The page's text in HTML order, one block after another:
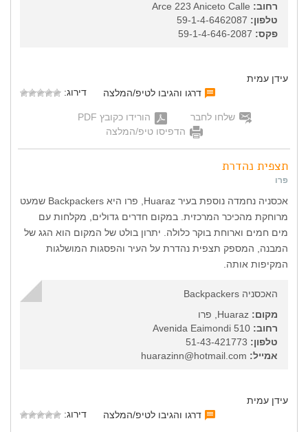
רחוב:
טלפון:
פקס:
עידן עמית
דרגו והגיבו לטיפ/המלצה
דירוג:
שלחו לחבר
הורידו כקובץ PDF
הדפיסו טיפ/המלצה
תצפית נהדרת
פרו
אכסניה נחמדה נוספת בעיר Huaraz, פרו היא Backpackers שמעט
מרוחקת מהכיכר המרכזית. במקום חדרים גדולים, מקלחות עם
מים חמים וארוחת בוקר כלולה. יתרון בולט של המקום הוא הגג של
המבנה, המספק תצפית נהדרת על העיר והפסגות המושלגות
המקיפות אותה.
האכסניה Backpackers
מקום:
רחוב:
טלפון:
אמייל:
עידן עמית
דרגו והגיבו לטיפ/המלצה
דירוג: